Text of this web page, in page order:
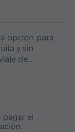
opción para
y sin
de…
el